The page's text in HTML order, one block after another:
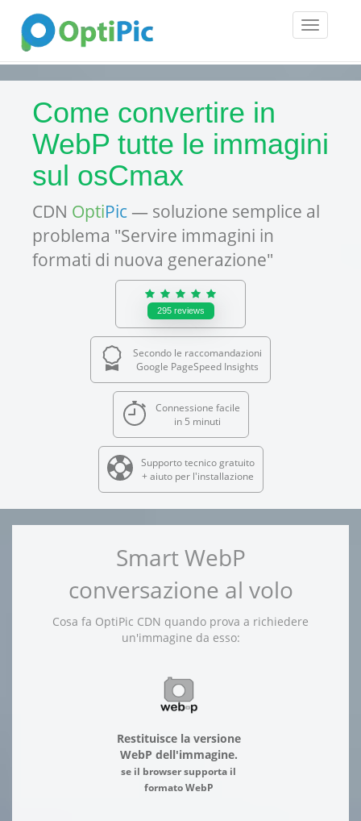
Toggle
Come convertire in
WebP tutte le immagini
sul osCmax
CDN OptiPic — soluzione semplice al
problema "Servire immagini in
formati di nuova generazione"
295 reviews
Secondo le raccomandazioni
Google PageSpeed Insights
Connessione facile
in 5 minuti
Supporto tecnico gratuito
+ aiuto per l'installazione
Smart WebP
conversazione al volo
Cosa fa OptiPic CDN quando prova a richiedere
un'immagine da esso:
Restituisce la versione
WebP dell'immagine.
se il browser supporta il
formato WebP